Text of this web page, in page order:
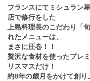
フランスにてミシュラン
店で修行をした
上島料理長のこだわり「
れたメニューは、
まさに圧巻！！
贅沢な食材を使ったプレ
リスマスだけ！
約8年の歳月をかけて創